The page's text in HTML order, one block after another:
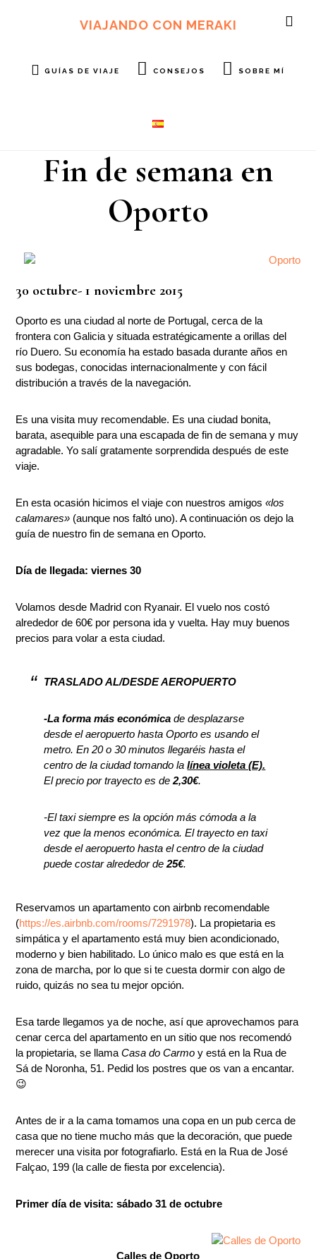
VIAJANDO CON MERAKI
GUÍAS DE VIAJE CONSEJOS SOBRE MÍ
Fin de semana en
Oporto
30 octubre- 1 noviembre 2015
Oporto es una ciudad al norte de Portugal, cerca de la
frontera con Galicia y situada estratégicamente a orillas del
río Duero. Su economía ha estado basada durante años en
sus bodegas, conocidas internacionalmente y con fácil
distribución a través de la navegación.
Es una visita muy recomendable. Es una ciudad bonita,
barata, asequible para una escapada de fin de semana y muy
agradable. Yo salí gratamente sorprendida después de este
viaje.
En esta ocasión hicimos el viaje con nuestros amigos«los
calamares» (aunque nos faltó uno). A continuación os dejo la
guía de nuestro fin de semana en Oporto.
Día de llegada: viernes 30
Volamos desde Madrid con Ryanair. El vuelo nos costó
alrededor de 60€ por persona ida y vuelta. Hay muy buenos
precios para volar a esta ciudad.
TRASLADO AL/DESDE AEROPUERTO
-La forma más económica de desplazarse
desde el aeropuerto hasta Oporto es usando el
metro. En 20 o 30 minutos llegaréis hasta el
centro de la ciudad tomando lalínea violeta (E).
El precio por trayecto es de2,30€.
-El taxi siempre es la opción más cómoda a la
vez que la menos económica. El trayecto en taxi
desde el aeropuerto hasta el centro de la ciudad
puede costar alrededor de25€.
Reservamos un apartamento con airbnb recomendable
(https://es.airbnb.com/rooms/7291978). La propietaria es
simpática y el apartamento está muy bien acondicionado,
moderno y bien habilitado. Lo único malo es que está en la
zona de marcha, por lo que si te cuesta dormir con algo de
ruido, quizás no sea tu mejor opción.
Esa tarde llegamos ya de noche, así que aprovechamos para
cenar cerca del apartamento en un sitio que nos recomendó
la propietaria, se llamaCasa do Carmoy está en la Rua de
Sá de Noronha, 51. Pedid los postres que os van a encantar.
😉
Antes de ir a la cama tomamos una copa en un pub cerca de
casa que no tiene mucho más que la decoración, que puede
merecer una visita por fotografiarlo. Está en la Rua de José
Falçao, 199 (la calle de fiesta por excelencia).
Primer día de visita: sábado 31 de octubre
Calles de Oporto